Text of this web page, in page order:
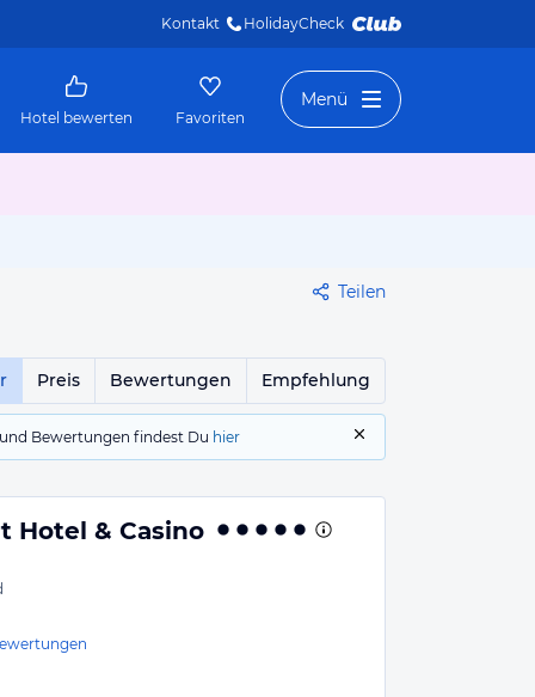
Kontakt HolidayCheck
Hotel bewerten Favoriten
Menü
Teilen
Preis Bewertungen Empfehlung
Bewertungen findest Du hier
Hotel & Casino